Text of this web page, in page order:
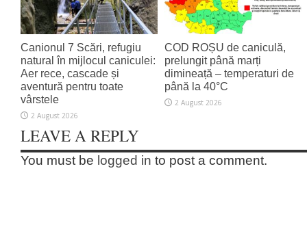
Canionul 7 Scări, refugiu
natural în mijlocul caniculei:
Aer rece, cascade și
aventură pentru toate
vârstele
2 August 2026
COD ROȘU de caniculă,
prelungit până marți
dimineață – temperaturi de
până la 40°C
2 August 2026
LEAVE A REPLY
You must be logged in to post a comment.